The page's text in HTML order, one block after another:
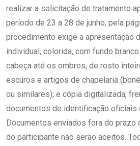
realizar a solicitação de tratamento
período de 23 a 28 de junho, pela
procedimento exige a apresentação
individual, colorida, com fundo
cabeça até os ombros, de rosto
escuros e artigos de chapelaria
ou similares); e cópia digitalizada,
documentos de identificação oficiais
Documentos enviados fora do prazo
do participante não serão aceitos.